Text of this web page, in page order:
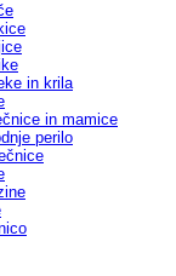
in krila
in mamice
perilo